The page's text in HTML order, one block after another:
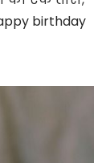
birthday